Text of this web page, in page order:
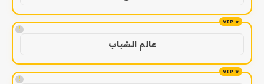
!
عالم الشباب
!